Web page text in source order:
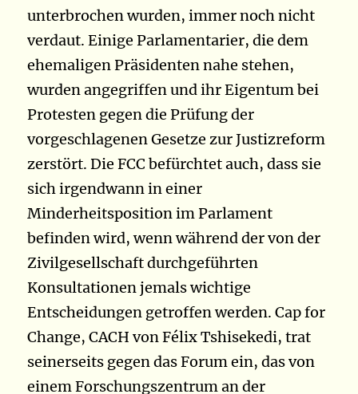
unterbrochen wurden, immer noch nicht
verdaut. Einige Parlamentarier, die dem
ehemaligen Präsidenten nahe stehen,
wurden angegriffen und ihr Eigentum bei
Protesten gegen die Prüfung der
vorgeschlagenen Gesetze zur Justizreform
zerstört. Die FCC befürchtet auch, dass sie
sich irgendwann in einer
Minderheitsposition im Parlament
befinden wird, wenn während der von der
Zivilgesellschaft durchgeführten
Konsultationen jemals wichtige
Entscheidungen getroffen werden. Cap for
Change, CACH von Félix Tshisekedi, trat
seinerseits gegen das Forum ein, das von
einem Forschungszentrum an der